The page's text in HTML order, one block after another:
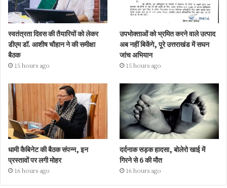
स्वतंत्रता दिवस की तैयारियों को लेकर
डीएम डॉ. आशीष चौहान ने की समीक्षा
बैठक
15 hours ago
उपभोक्ताओं को भ्रमित करने वाले उत्पाद
अब नहीं बिकेंगे, पूरे उत्तराखंड में सघन
जांच अभियान
15 hours ago
धामी कैबिनेट की बैठक संपन्न, इन
प्रस्तावों पर लगी मोहर
16 hours ago
दर्दनाक सड़क हादसा, बोलेरो खाई में
गिरने से 6 की मौत
16 hours ago